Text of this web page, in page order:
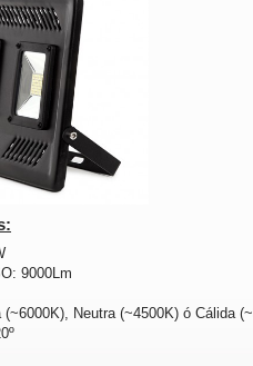
9000Lm
Neutra (~4500K) ó Cálida